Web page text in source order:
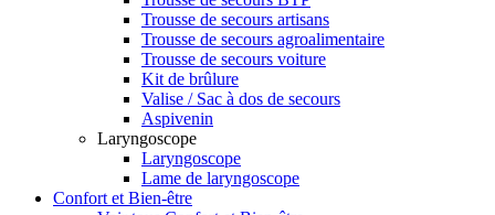
Trousse de secours artisans
Trousse de secours agroalimentaire
Trousse de secours voiture
Kit de brûlure
Valise / Sac à dos de secours
Aspivenin
Laryngoscope
Laryngoscope
Lame de laryngoscope
Confort et Bien-être